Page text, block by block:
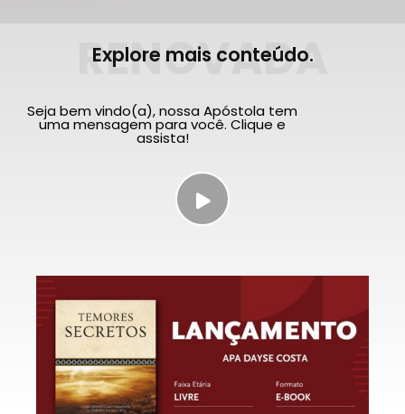
RENOVADA
Explore mais conteúdo.
Seja bem vindo(a), nossa Apóstola tem
uma mensagem para você. Clique e
assista!